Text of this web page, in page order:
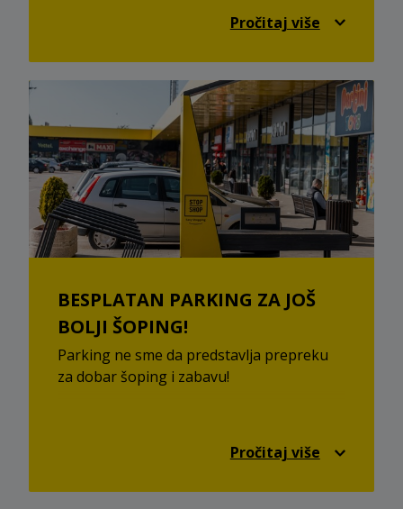
vozila, punjače za mobilne uređaje,
besplatan internet u okviru šoping
STOP SHOP šoping parkovi su tu za tebe
da napuniš baterije, da se parkiraš i da
uživaš prilikom odabira artikala tvojih
omiljenih brendova. Neka šoping počne!
Pročitaj više
BESPLATAN PARKING ZA JOŠ
BOLJI ŠOPING!
Parking ne sme da predstavlja prepreku
za dobar šoping i zabavu!
automobil možeš parkirati besplatno i
prepustiti se užitku šopinga, razgledanja,
Pročitaj više